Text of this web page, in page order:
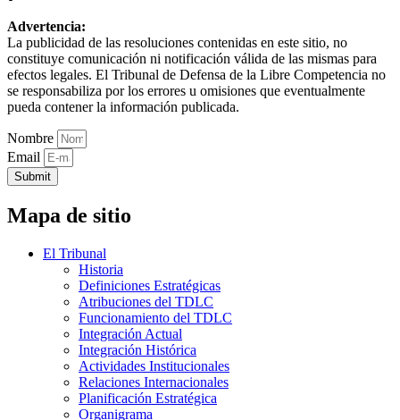
Advertencia:
La publicidad de las resoluciones contenidas en este sitio, no
constituye comunicación ni notificación válida de las mismas para
efectos legales. El Tribunal de Defensa de la Libre Competencia no
se responsabiliza por los errores u omisiones que eventualmente
pueda contener la información publicada.
Nombre
Email
Submit
Mapa de sitio
El Tribunal
Historia
Definiciones Estratégicas
Atribuciones del TDLC
Funcionamiento del TDLC
Integración Actual
Integración Histórica
Actividades Institucionales
Relaciones Internacionales
Planificación Estratégica
Organigrama